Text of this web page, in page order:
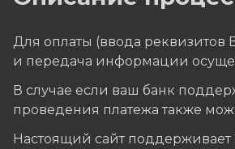
Для оплаты (ввода
и передача информации
В случае если ваш банк
проведения платежа также
Настоящий сайт